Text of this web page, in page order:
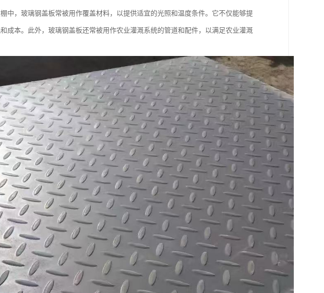
中，玻璃钢盖板常被用作覆盖材料，以提供适宜的光照和温度条件。它不仅能够提
成本。此外，玻璃钢盖板还常被用作农业灌溉系统的管道和配件，以满足农业灌溉